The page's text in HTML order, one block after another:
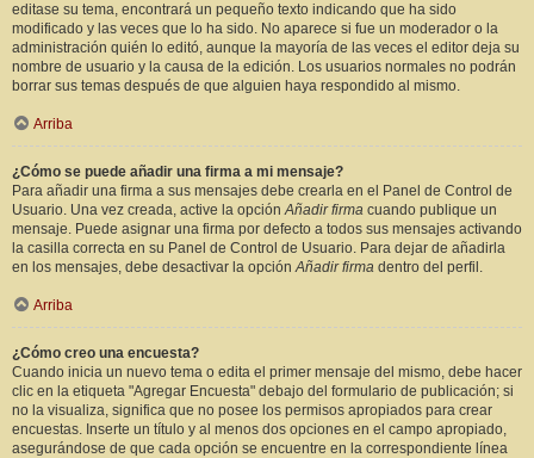
editase su tema, encontrará un pequeño texto indicando que ha sido
modificado y las veces que lo ha sido. No aparece si fue un moderador o la
administración quién lo editó, aunque la mayoría de las veces el editor deja su
nombre de usuario y la causa de la edición. Los usuarios normales no podrán
borrar sus temas después de que alguien haya respondido al mismo.
Arriba
¿Cómo se puede añadir una firma a mi mensaje?
Para añadir una firma a sus mensajes debe crearla en el Panel de Control de
Usuario. Una vez creada, active la opciónAñadir firma cuando publique un
mensaje. Puede asignar una firma por defecto a todos sus mensajes activando
la casilla correcta en su Panel de Control de Usuario. Para dejar de añadirla
en los mensajes, debe desactivar la opciónAñadir firma dentro del perfil.
Arriba
¿Cómo creo una encuesta?
Cuando inicia un nuevo tema o edita el primer mensaje del mismo, debe hacer
clic en la etiqueta "Agregar Encuesta" debajo del formulario de publicación; si
no la visualiza, significa que no posee los permisos apropiados para crear
encuestas. Inserte un título y al menos dos opciones en el campo apropiado,
asegurándose de que cada opción se encuentre en la correspondiente línea